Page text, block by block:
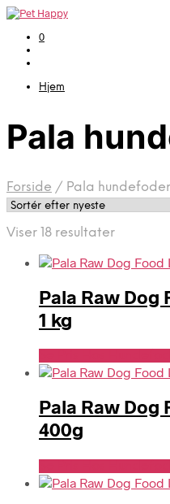
0
Hjem
Pala
Forside / Pala hundefoder
Viser 18 resultaterSorteret
seneste
Pala Raw Dog
1 kg
Pala Raw Dog
400g